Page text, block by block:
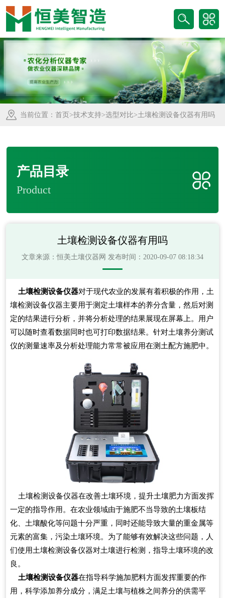
当前位置： 首页 >技术支持>选型对比>土壤检测设备仪器有用吗
产品目录
Product
土壤检测设备仪器有用吗
文章来源：恒美土壤仪器网 发布时间：2020-09-07 08:18:34
土壤检测设备仪器对于现代农业的发展有着积极的作用，土
壤检测设备仪器主要用于测定土壤样本的养分含量，然后对测
定的结果进行分析，并将分析处理的结果展现在屏幕上。用户
可以随时查看数据同时也可打印数据结果。针对土壤养分测试
仪的测量速率及分析处理能力常常被应用在测土配方施肥中。
土壤检测设备仪器在改善土壤环境，提升土壤肥力方面发挥
一定的指导作用。在农业领域由于施肥不当导致的土壤板结
化、土壤酸化等问题十分严重，同时还能导致大量的重金属等
元素的富集，污染土壤环境。为了能够有效解决这些问题，人
们使用土壤检测设备仪器对土壤进行检测，指导土壤环境的改
良。
土壤检测设备仪器在指导科学施加肥料方面发挥重要的作
用，科学添加养分成分，满足土壤与植株之间养分的供需平